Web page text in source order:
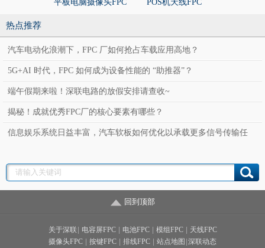
平板电脑摄像头FPC POS机天线FPC
热点推荐
汽车电动化浪潮下，FPC 厂如何抢占车载应用高地？
5G+AI 时代，FPC 如何成为设备性能的 “助推器”？
端午假期来啦！深联电路的放假安排请查收~
揭秘！成就优秀FPC厂的核心要素有哪些？
信息娱乐系统日益丰富，汽车软板如何优化以承载更多信号传输任
回到顶部
关于深联 电容屏FPC 电池FPC 模组FPC
天线FPC
摄像头FPC
按键FPC 排线FPC 站点地图 深联动态